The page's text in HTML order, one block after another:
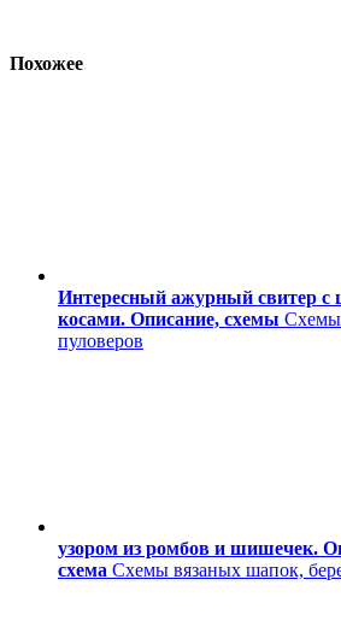
Похожее
Интересный ажурный свитер с
косами. Описание, схемы Схемы
пуловеров
узором из ромбов и шишечек.
схема Схемы вязаных шапок,